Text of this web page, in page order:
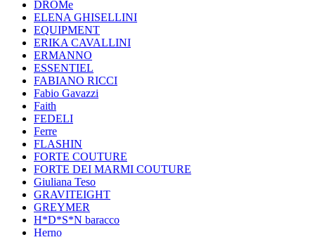
DROMe
ELENA GHISELLINI
EQUIPMENT
ERIKA CAVALLINI
ERMANNO
ESSENTIEL
FABIANO RICCI
Fabio Gavazzi
Faith
FEDELI
Ferre
FLASHIN
FORTE COUTURE
FORTE DEI MARMI COUTURE
Giuliana Teso
GRAVITEIGHT
GREYMER
H*D*S*N baracco
Herno